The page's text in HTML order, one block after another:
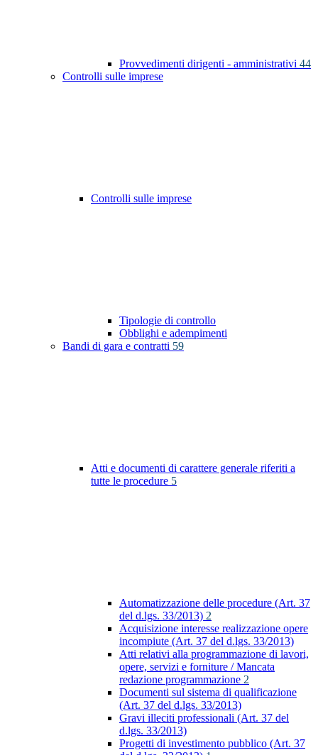
Provvedimenti dirigenti - amministrativi 44
Controlli sulle imprese
Controlli sulle imprese
Tipologie di controllo
Obblighi e adempimenti
Bandi di gara e contratti 59
Atti e documenti di carattere generale riferiti a
tutte le procedure 5
Automatizzazione delle procedure (Art. 37
del d.lgs. 33/2013) 2
Acquisizione interesse realizzazione opere
incompiute (Art. 37 del d.lgs. 33/2013)
Atti relativi alla programmazione di lavori,
opere, servizi e forniture / Mancata
redazione programmazione 2
Documenti sul sistema di qualificazione
(Art. 37 del d.lgs. 33/2013)
Gravi illeciti professionali (Art. 37 del
d.lgs. 33/2013)
Progetti di investimento pubblico (Art. 37